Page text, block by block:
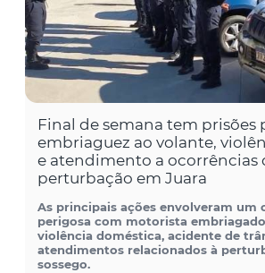
Final de semana tem prisões
embriaguez ao volante,
e atendimento a ocorrências
perturbação em Juara
As principais ações envolveram um
perigosa com motorista
violência doméstica, acidente de
atendimentos relacionados à
sossego.